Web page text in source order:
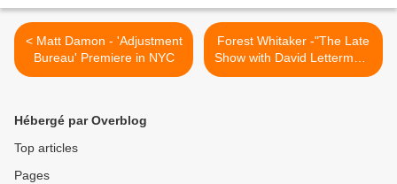
< Matt Damon - 'Adjustment
Bureau' Premiere in NYC
Forest Whitaker -"The Late
Show with David Letterman"
in NYC >
Hébergé par Overblog
Top articles
Pages